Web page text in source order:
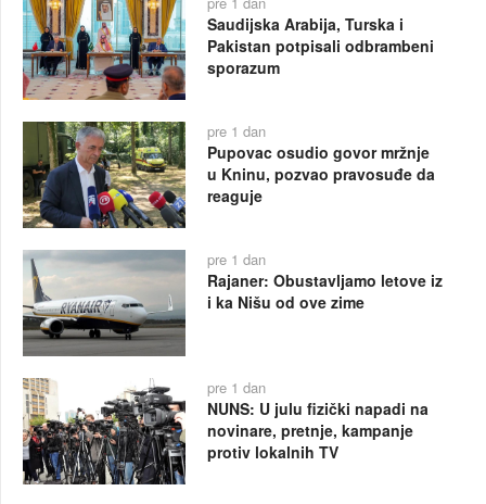
Saudijska Arabija, Turska i
Pakistan potpisali odbrambeni
sporazum
pre 1 dan
Pupovac osudio govor mržnje
u Kninu, pozvao pravosuđe da
reaguje
pre 1 dan
Rajaner: Obustavljamo letove iz
i ka Nišu od ove zime
pre 1 dan
NUNS: U julu fizički napadi na
novinare, pretnje, kampanje
protiv lokalnih TV